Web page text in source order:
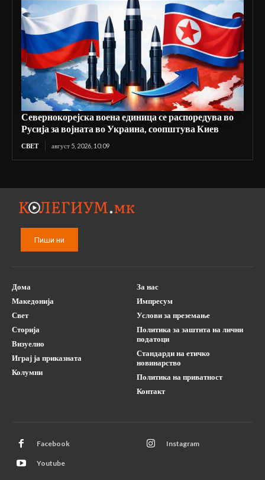
Севернокорејска воена единица се распоредува во
Русија за војната во Украина, соопштува Киев
СВЕТ август 5, 2026, 10:09
Пиши ни
Дома
Македонија
Свет
Сторија
Визуелно
Играј ја приказната
Колумни
За нас
Импресум
Услови за преземање
Политика за заштита на лични
податоци
Стандарди на етичко
новинарство
Политика на приватност
Контакт
Facebook Instagram
Youtube